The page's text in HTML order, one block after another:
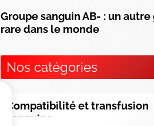
Groupe sanguin AB- : un
rare dans le monde
Nos catégories
Compatibilité et transfusion
sanguine